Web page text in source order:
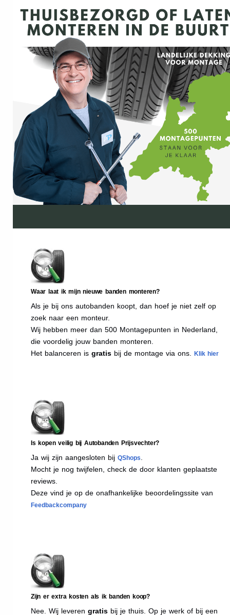
Waar laat ik mijn nieuwe banden monteren?
Als je bij ons autobanden koopt, dan hoef je niet zelf op
zoek naar een monteur.
Wij hebben meer dan 500 Montagepunten in Nederland,
die voordelig jouw banden monteren.
Het balanceren is gratis bij de montage via ons. Klik hier
Is kopen veilig bij Autobanden Prijsvechter?
Ja wij zijn aangesloten bij QShops
Mocht je nog twijfelen, check de door klanten geplaatste
reviews.
Deze vind je op de onafhankelijke beoordelingssite van
Feedbackcompany
Zijn er extra kosten als ik banden koop?
Nee. Wij leveren gratis bij je thuis. Op je werk of bij een